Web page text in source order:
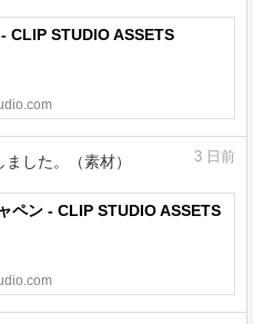
CLIP STUDIO ASSETS
した。（素材） 3 日前
ペン - CLIP STUDIO ASSETS